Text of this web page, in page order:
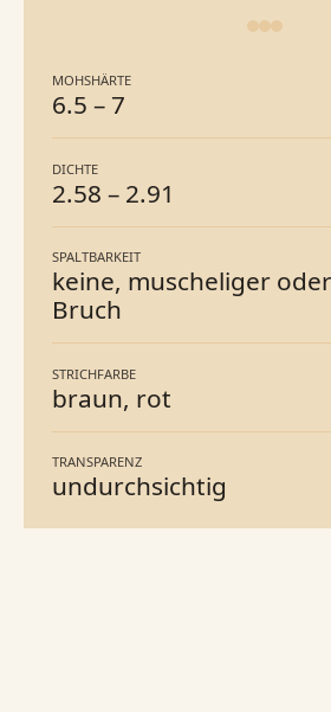
MOHSHÄRTE
6.5 – 7
DICHTE
2.58 – 2.91
SPALTBARKEIT
keine, muscheliger
Bruch
STRICHFARBE
braun, rot
TRANSPARENZ
undurchsichtig